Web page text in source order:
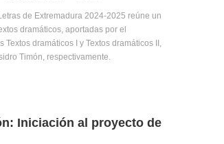
de Extremadura 2024-2025 reúne un
dramáticos, aportadas por el
dramáticos I y Textos dramáticos II,
Timón, respectivamente.
Iniciación al proyecto de